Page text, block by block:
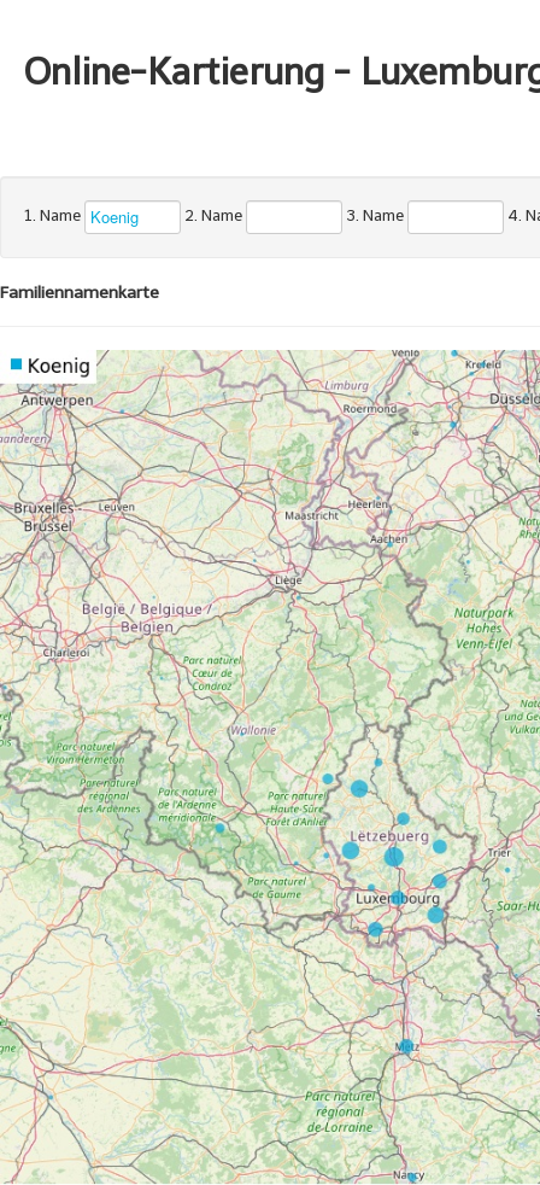
Online-Kartierung -
1. Name 2. Name 3. Name 4.
Familiennamenkarte